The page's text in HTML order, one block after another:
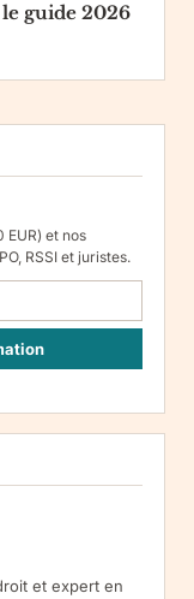
guide 2026
EUR) et nos
RSSI et juristes.
et reception
(art. 6.1.a
Conservation :
effacement,
droits via notre
et expert en